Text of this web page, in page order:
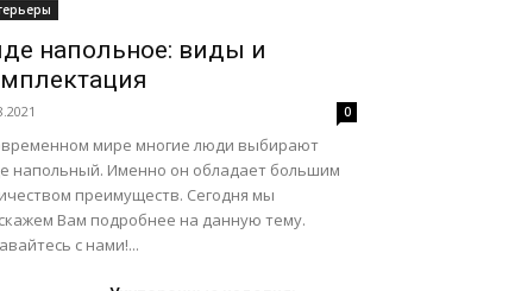
напольное: виды и
0
мире многие люди выбирают
напольный. Именно он обладает большим
преимуществ. Сегодня мы
Вам подробнее на данную тему.
с нами!...